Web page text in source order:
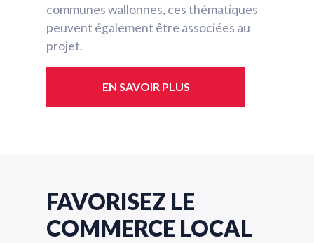
communes wallonnes, ces thématiques
peuvent également être associées au
projet.
EN SAVOIR PLUS
FAVORISEZ LE
COMMERCE LOCAL